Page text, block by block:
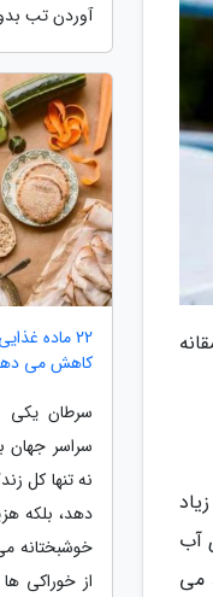
آب
می
آوردن تب
22 ماده
کاهش می
سرطان یکی
سراسر جهان
نه تنها کل
دهد، بلکه
خوشبختانه
از خوراکی